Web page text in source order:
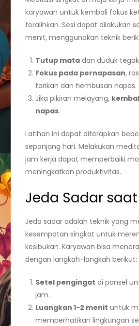
karyawan untuk kembali fokus
teralihkan. Sesi dapat dilakukan
menit, menggunakan teknik
Tutup mata dan duduk
Fokus pada pernapasan,
tarikan dan hembusan napas.
Jika pikiran melayang,
napas.
Latihan ini dapat diterapkan
sepanjang hari. Melakukan
jam kerja dapat memperbaiki
meningkatkan produktivitas.
Jeda Sadar
Jeda sadar adalah teknik yang
kesempatan singkat untuk
kesibukan. Karyawan bisa
dengan langkah-langkah berikut:
Setel pengingat di ponsel
jam.
Luangkan 1-2 menit untuk
memperhatikan lingkungan